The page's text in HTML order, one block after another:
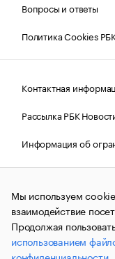
Вопросы и ответы
Политика Cookies
Контактная
Рассылка РБК
Информация об
Правовая
© АО
и материалы
(зарегистрировано
связи,
коммуникаций
№ФС77-63848)
Мы используем
взаимодействие
Продолжая
использованием